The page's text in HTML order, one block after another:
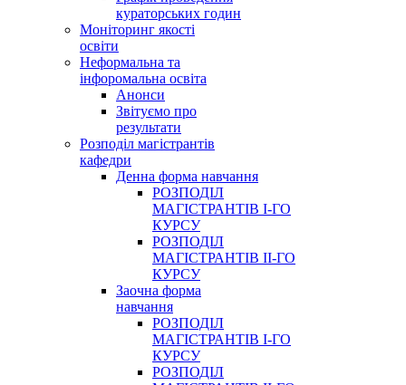
кураторських годин
Моніторинг якості
освіти
Неформальна та
інфоромальна освіта
Анонси
Звітуємо про
результати
Розподіл магістрантів
кафедри
Денна форма навчання
РОЗПОДІЛ
МАГІСТРАНТІВ І-ГО
КУРСУ
РОЗПОДІЛ
МАГІСТРАНТІВ ІІ-ГО
КУРСУ
Заочна форма
навчання
РОЗПОДІЛ
МАГІСТРАНТІВ І-ГО
КУРСУ
РОЗПОДІЛ